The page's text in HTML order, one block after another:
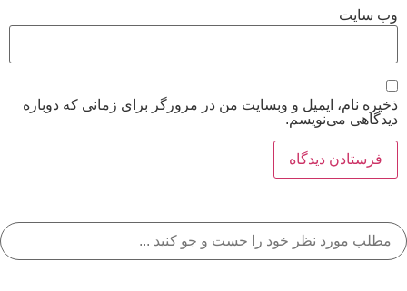
وب‌ سایت
ذخیره نام، ایمیل و وبسایت من در مرورگر برای زمانی که دوباره
دیدگاهی می‌نویسم.